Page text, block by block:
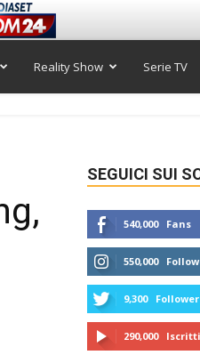
Reality Show Serie TV
SEGUICI SUI
540,000 Fans
550,000
9,300 Follower
290,000 Iscritti